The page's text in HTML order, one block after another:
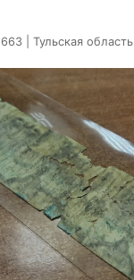
663 | Тульская область